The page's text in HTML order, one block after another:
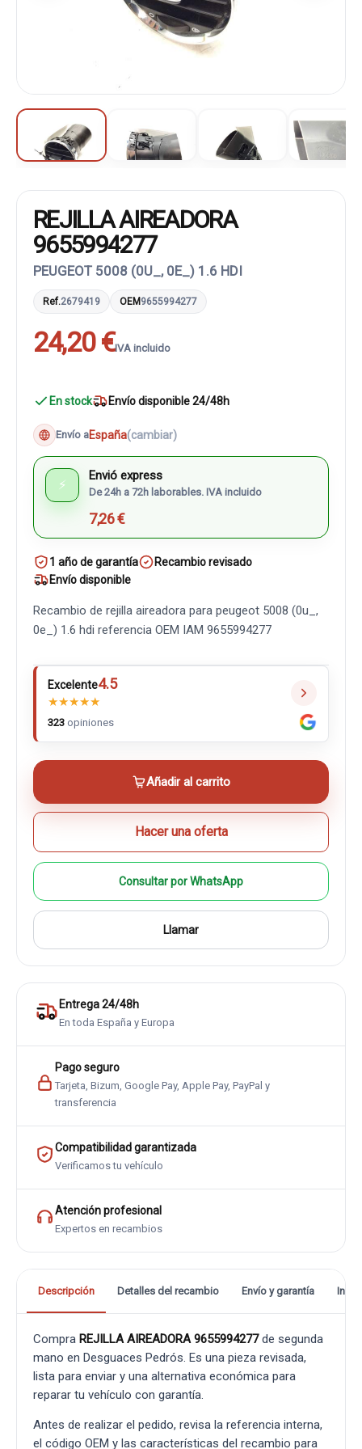
REJILLA AIREADORA
9655994277
PEUGEOT 5008 (0U_, 0E_) 1.6 HDI
Ref.2679419 OEM9655994277
24,20 €IVA incluido
En stock Envío disponible 24/48h
Envío aEspaña(cambiar)
⚡
Envió express
De 24h a 72h laborables. IVA incluido
7,26 €
1 año de garantía
Recambio revisado
Envío disponible
Recambio de rejilla aireadora para peugeot 5008 (0u_,
0e_) 1.6 hdi referencia OEM IAM 9655994277
Excelente4.5
★★★★★
323 opiniones
Añadir al carrito
Hacer una oferta
Consultar por WhatsApp
Llamar
Entrega 24/48h
En toda España y Europa
Pago seguro
Tarjeta, Bizum, Google Pay, Apple Pay, PayPal y
transferencia
Compatibilidad garantizada
Verificamos tu vehículo
Atención profesional
Expertos en recambios
Descripción Detalles del recambio Envío y garantía
Compra REJILLA AIREADORA 9655994277de segunda
mano en Desguaces Pedrós. Es una pieza revisada,
lista para enviar y una alternativa económica para
reparar tu vehículo con garantía.
Antes de realizar el pedido, revisa la referencia interna,
el código OEM y las características del recambio para